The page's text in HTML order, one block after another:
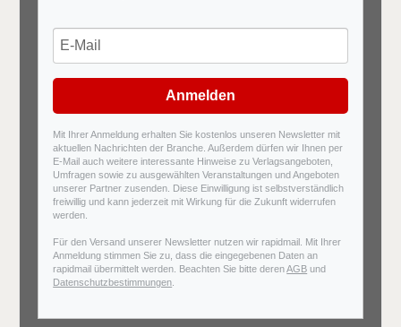
Anmelden
Mit Ihrer Anmeldung erhalten Sie kostenlos unseren Newsletter mit
aktuellen Nachrichten der Branche. Außerdem dürfen wir Ihnen per
E-Mail auch weitere interessante Hinweise zu Verlagsangeboten,
Umfragen sowie zu ausgewählten Veranstaltungen und Angeboten
unserer Partner zusenden. Diese Einwilligung ist selbstverständlich
freiwillig und kann jederzeit mit Wirkung für die Zukunft widerrufen
werden.
Für den Versand unserer Newsletter nutzen wir rapidmail. Mit Ihrer
Anmeldung stimmen Sie zu, dass die eingegebenen Daten an
rapidmail übermittelt werden. Beachten Sie bitte derenAGB und
Datenschutzbestimmungen